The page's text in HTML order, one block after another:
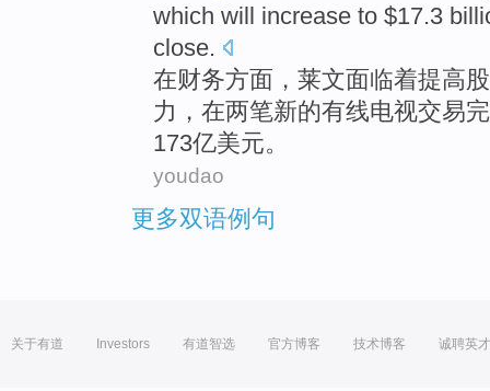
which will increase to $17.3
close.
在财务方面 ， 莱文面临着提高
力 ，在两笔新的有线电视交易
173亿美元。
youdao
更多双语例句
关于有道 Investors 有道智选 官方博客 技术博客 诚聘英才